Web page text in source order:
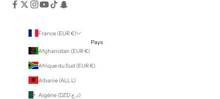
France (EUR €)
Pays
Afghanistan (EUR €)
Afrique du Sud (EUR €)
Albanie (ALL L)
Algérie (DZD د.ج)